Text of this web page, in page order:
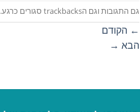
גם התגובות וגם הtrackbacks סגורים כרגע.
← הקודם
הבא →